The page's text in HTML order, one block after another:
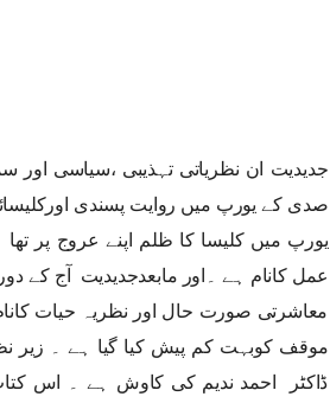
صدی کے یورپ میں روایت پسندی
یورپ میں کلیسا کا ظلم اپنے عروج پر
عمل کانام ہے ۔اور مابعدجدیدیت آج کے
معاشرتی صورت حال اور نظریہ حیات
موقف کوبہت کم پیش کیا گیا ہے ۔ زیر نظر
ڈاکٹر احمد ندیم کی کاوش ہے ۔ اس